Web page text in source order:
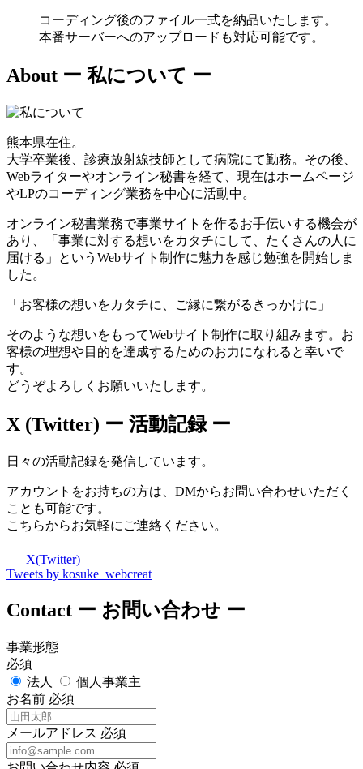
コーディング後のファイル一式を納品いたします。
本番サーバーへのアップロードも対応可能です。
About ー 私について ー
熊本県在住。
大学卒業後、診療放射線技師として病院にて勤務。その後、
Webライターやオンライン秘書を経て、現在はホームページ
やLPのコーディング業務を中心に活動中。
オンライン秘書業務で事業サイトを作るお手伝いする機会が
あり、「事業に対する想いをカタチにして、たくさんの人に
届ける」というWebサイト制作に魅力を感じ勉強を開始しま
した。
「お客様の想いをカタチに、ご縁に繋がるきっかけに」
そのような想いをもってWebサイト制作に取り組みます。お
客様の理想や目的を達成するためのお力になれると幸いで
す。
どうぞよろしくお願いいたします。
X (Twitter) ー 活動記録 ー
日々の活動記録を発信しています。
アカウントをお持ちの方は、DMからお問い合わせいただく
ことも可能です。
こちらからお気軽にご連絡ください。
X(Twitter)
Tweets by kosuke_webcreat
Contact ー お問い合わせ ー
事業形態
必須
法人
個人事業主
お名前 必須
メールアドレス 必須